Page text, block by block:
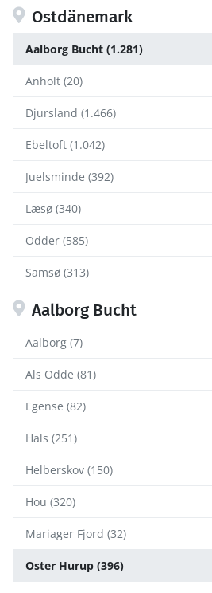
Ostdänemark
Aalborg Bucht (1.281)
Anholt (20)
Djursland (1.466)
Ebeltoft (1.042)
Juelsminde (392)
Læsø (340)
Odder (585)
Samsø (313)
Aalborg Bucht
Aalborg (7)
Als Odde (81)
Egense (82)
Hals (251)
Helberskov (150)
Hou (320)
Mariager Fjord (32)
Oster Hurup (396)